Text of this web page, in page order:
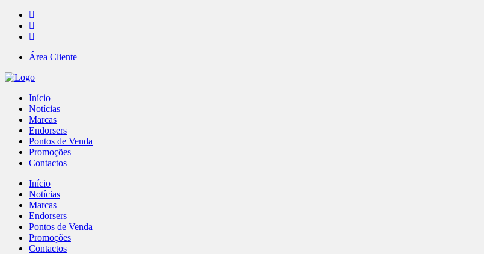
Área Cliente
Início
Notícias
Marcas
Endorsers
Pontos de Venda
Promoções
Contactos
Início
Notícias
Marcas
Endorsers
Pontos de Venda
Promoções
Contactos